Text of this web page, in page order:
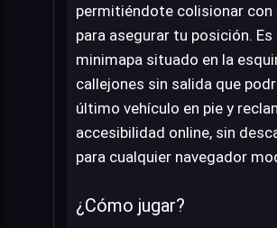
permitiéndote colisionar
para asegurar tu posición.
minimapa situado en la
callejones sin salida que
último vehículo en pie y
accesibilidad online, sin
para cualquier navegador
¿Cómo jugar?